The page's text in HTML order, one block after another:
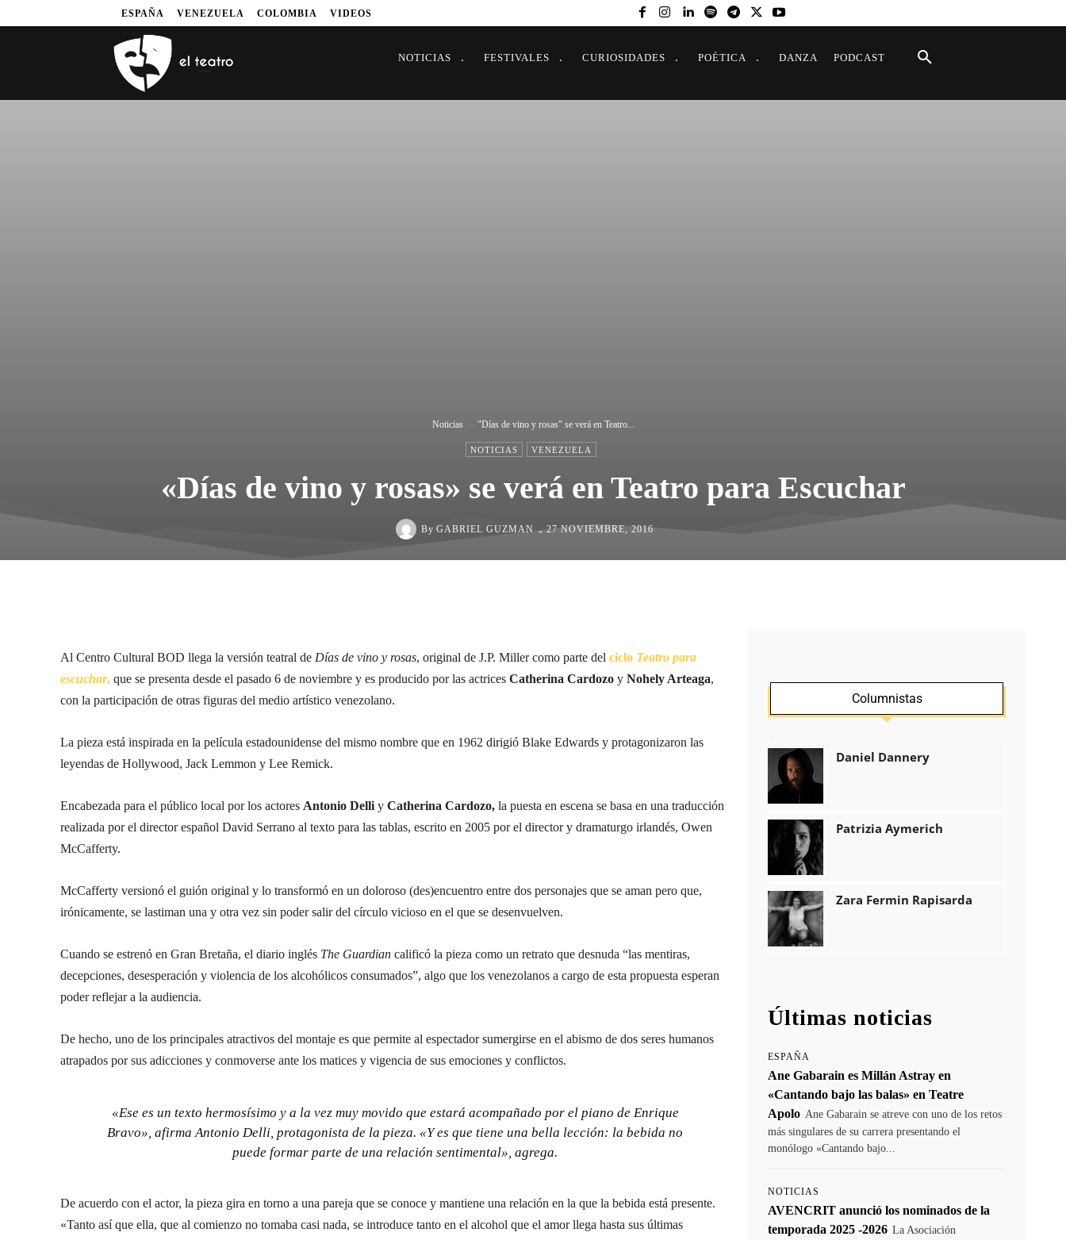
ESPAÑA VENEZUELA COLOMBIA VIDEOS
NOTICIAS FESTIVALES CURIOSIDADES POÉTICA DANZA PODCAST
Noticias "Días de vino y rosas" se verá en Teatro...
NOTICIAS VENEZUELA
«Días de vino y rosas» se verá en Teatro para Escuchar
By GABRIEL GUZMAN - 27 NOVIEMBRE, 2016
Al Centro Cultural BOD llega la versión teatral de Días de vino y rosas, original de J.P. Miller como parte del ciclo Teatro para
escuchar, que se presenta desde el pasado 6 de noviembre y es producido por las actrices Catherina Cardozo y Nohely Arteaga,
con la participación de otras figuras del medio artístico venezolano.
La pieza está inspirada en la película estadounidense del mismo nombre que en 1962 dirigió Blake Edwards y protagonizaron las
leyendas de Hollywood, Jack Lemmon y Lee Remick.
Encabezada para el público local por los actores Antonio Delli y Catherina Cardozo, la puesta en escena se basa en una traducción
realizada por el director español David Serrano al texto para las tablas, escrito en 2005 por el director y dramaturgo irlandés, Owen
McCafferty.
McCafferty versionó el guión original y lo transformó en un doloroso (des)encuentro entre dos personajes que se aman pero que,
irónicamente, se lastiman una y otra vez sin poder salir del círculo vicioso en el que se desenvuelven.
Cuando se estrenó en Gran Bretaña, el diario inglés The Guardian calificó la pieza como un retrato que desnuda “las mentiras,
decepciones, desesperación y violencia de los alcohólicos consumados”, algo que los venezolanos a cargo de esta propuesta esperan
poder reflejar a la audiencia.
De hecho, uno de los principales atractivos del montaje es que permite al espectador sumergirse en el abismo de dos seres humanos
atrapados por sus adicciones y conmoverse ante los matices y vigencia de sus emociones y conflictos.
«Ese es un texto hermosísimo y a la vez muy movido que estará acompañado por el piano de Enrique
Bravo», afirma Antonio Delli, protagonista de la pieza. «Y es que tiene una bella lección: la bebida no
puede formar parte de una relación sentimental», agrega.
De acuerdo con el actor, la pieza gira en torno a una pareja que se conoce y mantiene una relación en la que la bebida está presente.
«Tanto así que ella, que al comienzo no tomaba casi nada, se introduce tanto en el alcohol que el amor llega hasta sus últimas
Columnistas
Daniel Dannery
Patrizia Aymerich
Zara Fermin Rapisarda
Últimas noticias
ESPAÑA
Ane Gabarain es Millán Astray en
«Cantando bajo las balas» en Teatre
Apolo Ane Gabarain se atreve con uno de los retos
más singulares de su carrera presentando el
monólogo «Cantando bajo...
NOTICIAS
AVENCRIT anunció los nominados de la
temporada 2025 -2026 La Asociación